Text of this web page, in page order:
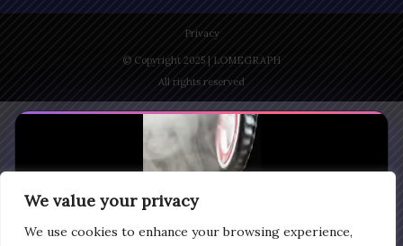
We value your privacy
We use cookies to enhance your browsing experience,
Privacy
© Copyright 2025 | LOMEGRAPH
All rights reserved